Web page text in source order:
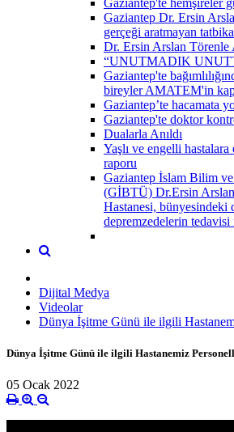
Gaziantep Dr. Ersin
gerçeği aratmayan
Dr. Ersin Arslan Törenle
“UNUTMADIK
Gaziantep'te
bireyler AMATEM'in
Gaziantep’te hacamata
Gaziantep'te doktor
Dualarla Anıldı
Yaşlı ve engelli
raporu
Gaziantep İslam Bilim
(GİBTÜ) Dr.Ersin
Hastanesi, bünyesindeki
depremzedelerin tedavisi
Dijital Medya
Videolar
Dünya İşitme Günü ile ilgili
Dünya İşitme Günü ile ilgili Hastanemiz
05 Ocak 2022